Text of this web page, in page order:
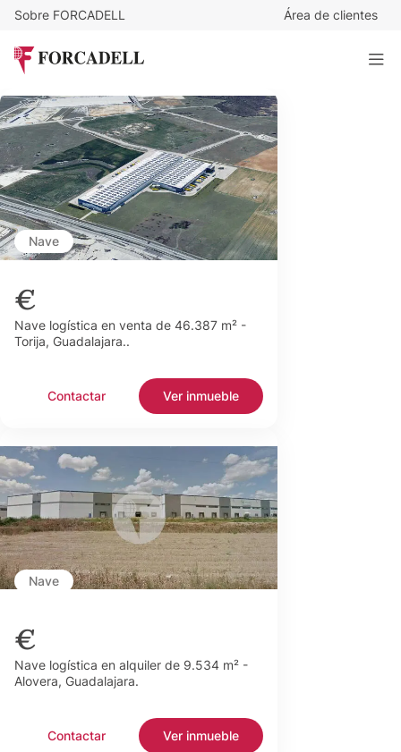
Sobre FORCADELL Área de clientes
Nave
€
Nave logística en venta de 46.387 m² -
Torija, Guadalajara..
Contactar Ver inmueble
Nave
€
Nave logística en alquiler de 9.534 m² -
Alovera, Guadalajara.
Contactar Ver inmueble